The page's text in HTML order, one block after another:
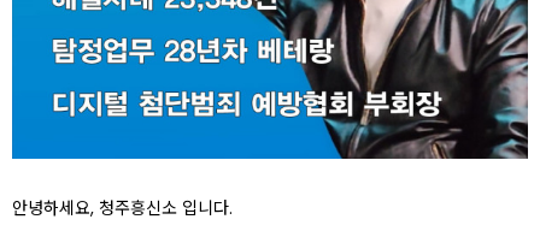
안녕하세요, 청주흥신소 입니다.